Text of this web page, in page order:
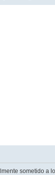
sometido a